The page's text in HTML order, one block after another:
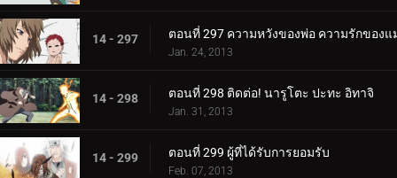
14 - 297 ตอนที่ 297 ความหวังของพ่อ ความรักของแ
Jan. 24, 2013
14 - 298 ตอนที่ 298 ติดต่อ! นารูโตะ ปะทะ อิทาจิ
Jan. 31, 2013
14 - 299 ตอนที่ 299 ผู้ที่ได้รับการยอมรับ
Feb. 07, 2013